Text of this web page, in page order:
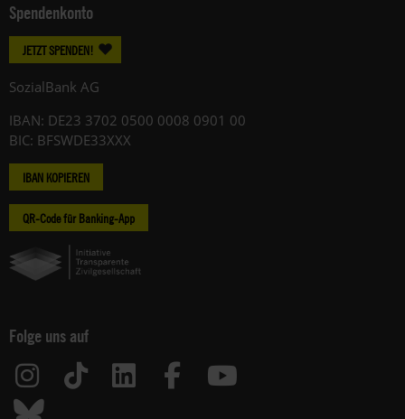
Spendenkonto
JETZT SPENDEN!
SozialBank AG
IBAN: DE23 3702 0500 0008 0901 00
BIC: BFSWDE33XXX
IBAN KOPIEREN
QR-Code für Banking-App
Folge uns auf